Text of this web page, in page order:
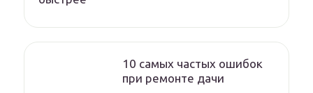
10 самых частых ошибок
при ремонте дачи